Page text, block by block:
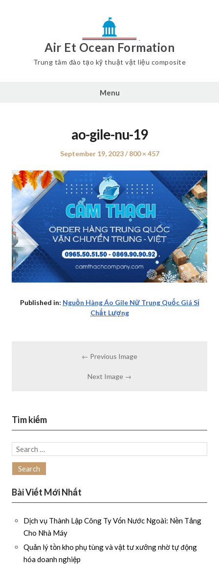
Air Et Ocean Formation
Trung tâm đào tạo kỹ thuật vật liệu composite
Menu
ao-gile-nu-19
Posted
September 19, 2023
Full
800 × 457
Published in: Nguồn Hàng Áo Gile Nữ Trung Quốc Giá Sỉ
Chất Lượng
← Previous Image
Next Image →
Tìm kiếm
Search
for:
Bài Viết Mới Nhất
Dịch vụ Thành Lập Công Ty Vốn Nước Ngoài: Nền Tảng
Cho Nhà Máy
Quản lý tồn kho phụ tùng và vật tư xưởng nhờ tự động
hóa doanh nghiệp